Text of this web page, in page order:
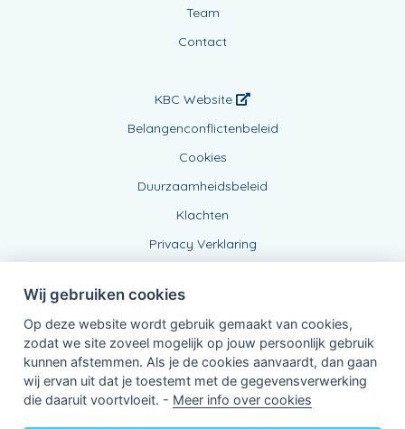
Team
Contact
KBC Website
Belangenconflictenbeleid
Cookies
Duurzaamheidsbeleid
Klachten
Privacy Verklaring
Verbonden Agent, BE 0734 841 118
van KBC Verzekeringen nv
Wij gebruiken cookies
Op deze website wordt gebruik gemaakt van cookies,
zodat we site zoveel mogelijk op jouw persoonlijk gebruik
kunnen afstemmen. Als je de cookies aanvaardt, dan gaan
wij ervan uit dat je toestemt met de gegevensverwerking
die daaruit voortvloeit. - Meer info over cookies